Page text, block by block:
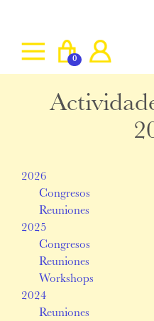
0
2026
Congresos
Reuniones
2025
Congresos
Reuniones
Workshops
2024
Reuniones